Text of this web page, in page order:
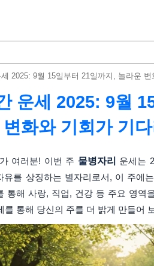
2025: 9월 15일부터 21일까지, 놀라운
운세 2025: 9월
변화와 기회가 기
여러분! 이번 주 물병자리 운세는
유를 상징하는 별자리로서, 이 주에
통해 사랑, 직업, 건강 등 주요 영역
를 통해 당신의 주를 더 밝게 만들어